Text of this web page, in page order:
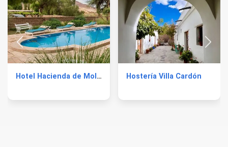
Hotel Hacienda de Molinos Hostería Villa Cardón